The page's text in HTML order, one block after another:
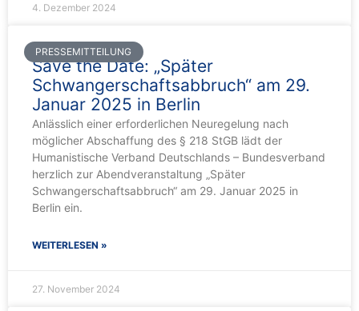
4. Dezember 2024
PRESSEMITTEILUNG
Save the Date: „Später
Schwangerschaftsabbruch“ am 29.
Januar 2025 in Berlin
Anlässlich einer erforderlichen Neuregelung nach
möglicher Abschaffung des § 218 StGB lädt der
Humanistische Verband Deutschlands – Bundesverband
herzlich zur Abendveranstaltung „Später
Schwangerschaftsabbruch“ am 29. Januar 2025 in
Berlin ein.
WEITERLESEN »
27. November 2024